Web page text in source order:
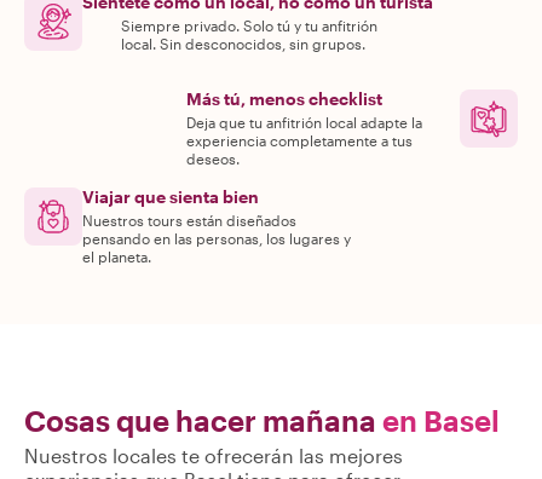
Siempre privado. Solo tú y tu anfitrión
local. Sin desconocidos, sin grupos.
Más tú, menos checklist
Deja que tu anfitrión local adapte la
experiencia completamente a tus
deseos.
Viajar que sienta bien
Nuestros tours están diseñados
pensando en las personas, los lugares y
el planeta.
Cosas que hacer mañana en Basel
Nuestros locales te ofrecerán las mejores